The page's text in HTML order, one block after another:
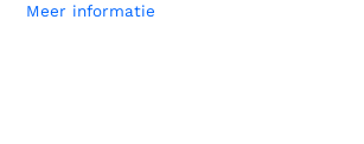
Meer informatie